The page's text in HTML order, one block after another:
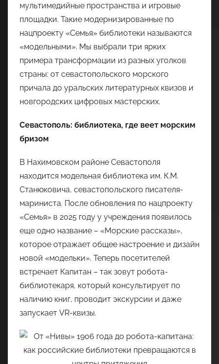
мультимедийные пространства и игровые
площадки. Такие модернизированные по
нацпроекту «Семья» библиотеки называются
«модельными». Мы выбрали три ярких
примера трансформации из разных уголков
страны: от севастопольского морского
причала до уральских литературных квизов и
новгородских цифровых мастерских.
Севастополь: библиотека, где веет морским
бризом
В Нахимовском районе Севастополя
находится модельная библиотека им. К.М.
Станюковича, севастопольского писателя-
мариниста. После обновления по нацпроекту
«Семья» в 2025 году у учреждения появилось
еще одно название – «Морские рассказы»,
которое отражает общее настроение и дизайн
новой «модельки». Теперь посетителей
встречает Капитан – так зовут робота-
библиотекаря, который консультирует по
наличию книг, проводит экскурсии и даже
запускает VR-квизы.